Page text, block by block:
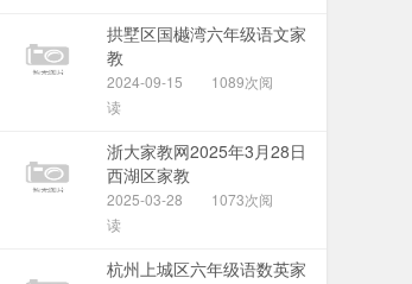
拱墅区国樾湾六年级语文家
教
2024-09-15
1089次阅
读
浙大家教网2025年3月28日
西湖区家教
2025-03-28
1073次阅
读
杭州上城区六年级语数英家